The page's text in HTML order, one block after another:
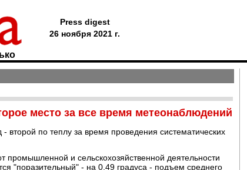
Press digest
26 ноября 2021 г.
место за все время метеонаблюдений
второй по теплу за время проведения систематических
промышленной и сельскохозяйственной деятельности
"поразительный" - на 0,49 градуса - подъем среднего